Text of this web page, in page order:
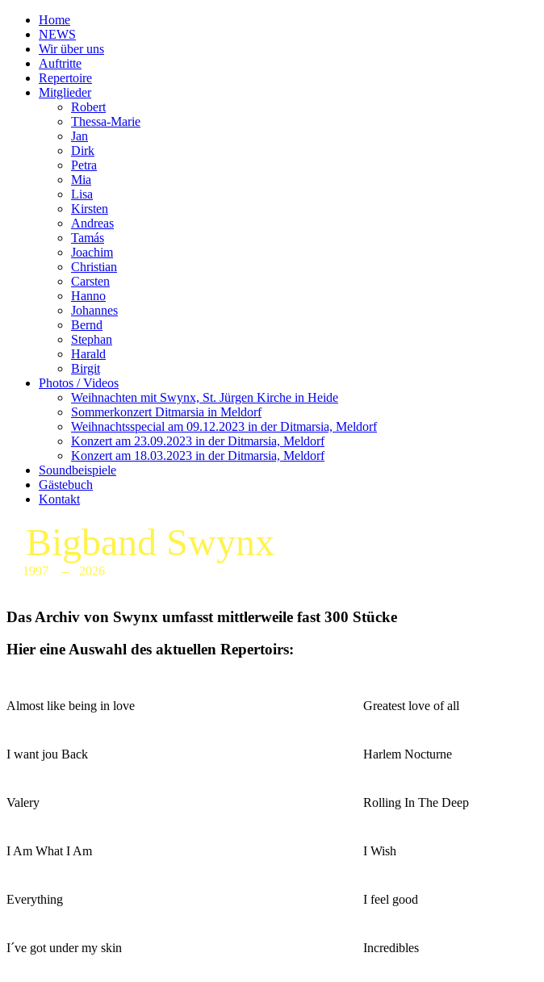
Home
NEWS
Wir über uns
Auftritte
Repertoire
Mitglieder
Robert
Thessa-Marie
Jan
Dirk
Petra
Mia
Lisa
Kirsten
Andreas
Tamás
Joachim
Christian
Carsten
Hanno
Johannes
Bernd
Stephan
Harald
Birgit
Photos / Videos
Weihnachten mit Swynx, St. Jürgen Kirche in Heide
Sommerkonzert Ditmarsia in Meldorf
Weihnachtsspecial am 09.12.2023 in der Ditmarsia, Meldorf
Konzert am 23.09.2023 in der Ditmarsia, Meldorf
Konzert am 18.03.2023 in der Ditmarsia, Meldorf
Soundbeispiele
Gästebuch
Kontakt
Bigband Swynx
1997 -- 2026
Das Archiv von Swynx umfasst mittlerweile fast 300 Stücke
Hier eine Auswahl des aktuellen Repertoirs:
Almost like being in love Greatest love of all
I want jou Back Harlem Nocturne
Valery Rolling In The Deep
I Am What I Am I Wish
Everything I feel good
I´ve got under my skin Incredibles